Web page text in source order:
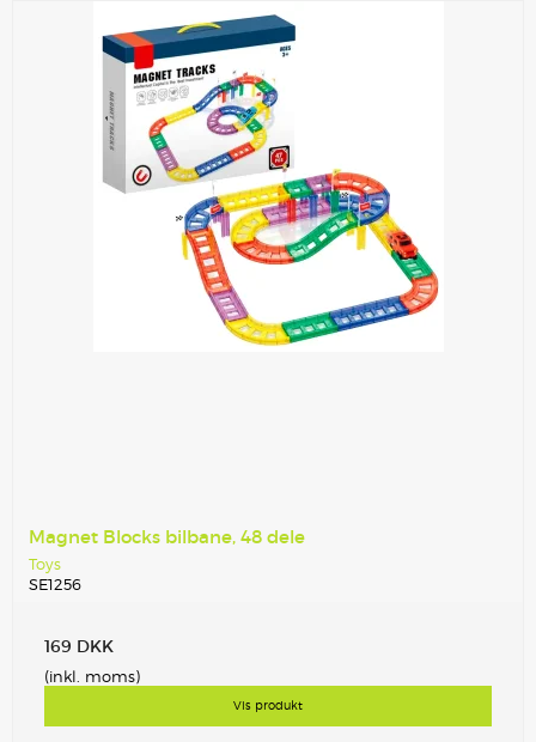
Magnet Blocks bilbane, 48 dele
Toys
SE1256
169 DKK
(inkl. moms)
Vis produkt